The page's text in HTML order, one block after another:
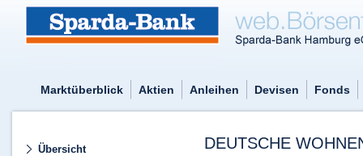
Marktüberblick Aktien Anleihen Devisen Fonds
Übersicht
DEUTSCHE